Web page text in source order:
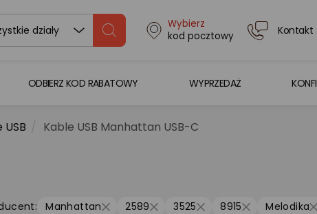
działy
Wybierz
kod pocztowy
Kontakt
ODBIERZ KOD RABATOWY WYPRZEDAŻ
USB Kable USB Manhattan USB-C
Manhattan 2589 3525 8915 Melodika